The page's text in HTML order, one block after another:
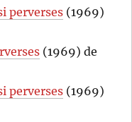
perverses (1969)
(1969) de
perverses (1969)